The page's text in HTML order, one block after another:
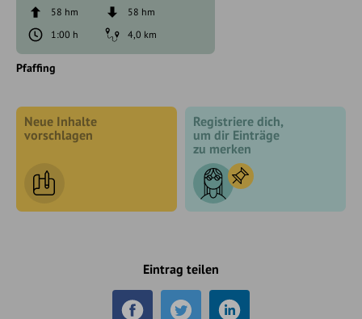
58 hm
58 hm
1:00 h
4,0 km
Pfaffing
Neue Inhalte
vorschlagen
Registriere dich,
um dir Einträge
zu merken
Eintrag teilen